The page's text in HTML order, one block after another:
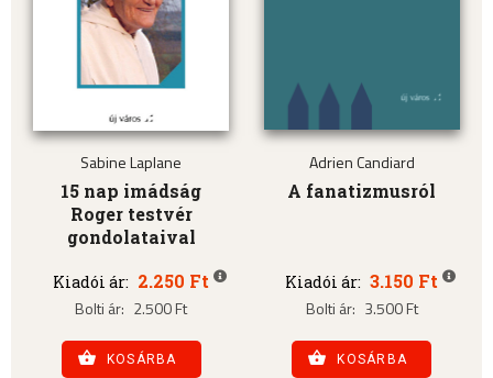
Sabine Laplane
15 nap imádság
Roger testvér
gondolataival
Kiadói ár: 2.250 Ft
Bolti ár: 2.500 Ft
KOSÁRBA
Adrien Candiard
A fanatizmusról
Kiadói ár: 3.150 Ft
Bolti ár: 3.500 Ft
KOSÁRBA